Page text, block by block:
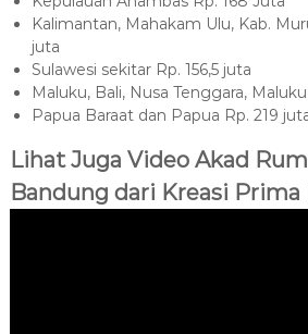
Kalimantan, Mahakam Ulu, Kab.
juta
Sulawesi sekitar Rp. 156,5 juta
Maluku, Bali, Nusa Tenggara,
Papua Baraat dan Papua Rp. 219
Lihat Juga Video Akad
Bandung dari Kreasi Prima